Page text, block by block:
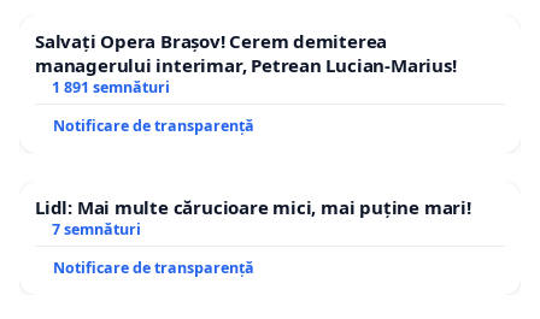
Salvați Opera Brașov! Cerem demiterea
managerului interimar, Petrean Lucian-Marius!
1 891 semnături
Notificare de transparență
Lidl: Mai multe cărucioare mici, mai puține mari!
7 semnături
Notificare de transparență